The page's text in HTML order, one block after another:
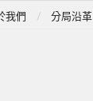
我們 分局沿革